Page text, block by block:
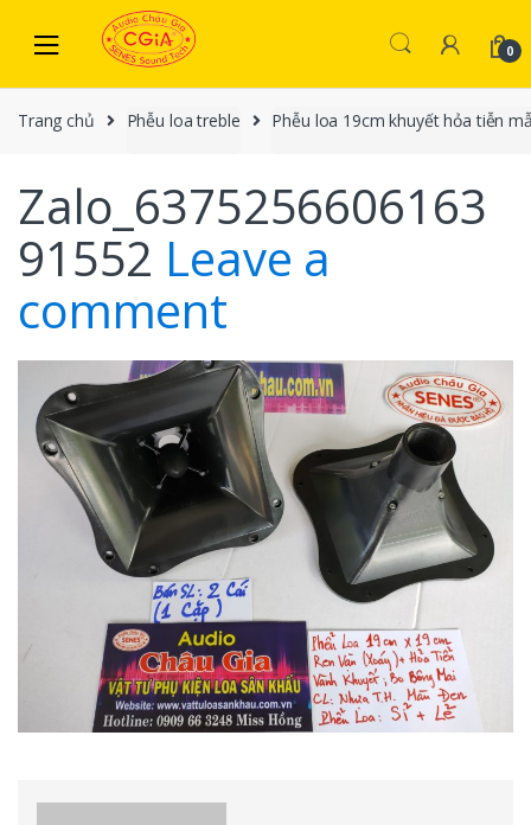
Skip to navigation
0
Trang chủ Phễu loa treble Phễu loa 19cm khuyết hỏa tiễn
Zalo_6375256606163
91552 Leave a
comment